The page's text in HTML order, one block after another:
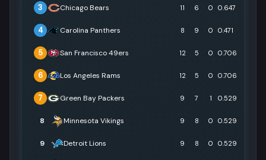
3 Chicago Bears 11 6 0 0.647
4 Carolina Panthers 8 9 0 0.471
5 San Francisco 49ers 12 5 0 0.706
6 Los Angeles Rams 12 5 0 0.706
7 Green Bay Packers 9 7 1 0.529
8 Minnesota Vikings 9 8 0 0.529
9 Detroit Lions 9 8 0 0.529